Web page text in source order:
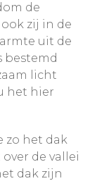
de
zij in de
uit de
bestemd
licht
het hier
zo het dak
de vallei
dak zijn